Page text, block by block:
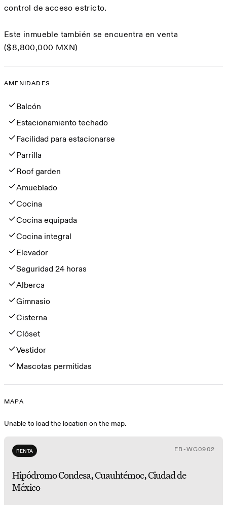
control de acceso estricto.
Este inmueble también se encuentra en venta
($8,800,000 MXN)
Amenidades
AMENIDADES
Balcón
Estacionamiento techado
Facilidad para estacionarse
Parrilla
Roof garden
Amueblado
Cocina
Cocina equipada
Cocina integral
Elevador
Seguridad 24 horas
Alberca
Gimnasio
Cisterna
Clóset
Vestidor
Mascotas permitidas
Mapa
MAPA
Unable to load the location on the map.
RENTA EB-WG0902
Hipódromo Condesa, Cuauhtémoc, Ciudad de
México